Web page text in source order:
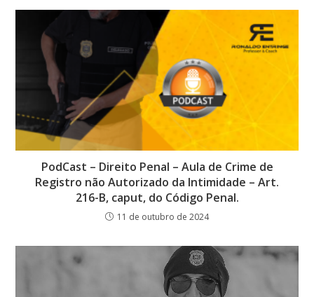
PodCast – Direito Penal – Aula de Crime de
Registro não Autorizado da Intimidade – Art.
216-B, caput, do Código Penal.
11 de outubro de 2024